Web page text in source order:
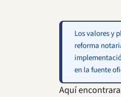
Los valores y
reforma
en la fuente
Aquí